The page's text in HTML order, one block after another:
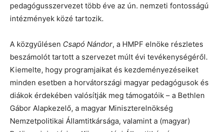
pedagógusszervezet több éve az ún. nemzeti fontosságú
intézmények közé tartozik.
A közgyűlésen Csapó Nándor, a HMPF elnöke részletes
beszámolót tartott a szervezet múlt évi tevékenységéről.
Kiemelte, hogy programjaikat és kezdeményezéseiket
minden esetben a horvátországi magyar pedagógusok és
diákok érdekében valósítják meg támogatóik – a Bethlen
Gábor Alapkezelő, a magyar Miniszterelnökség
Nemzetpolitikai Államtitkársága, valamint a (magyar)